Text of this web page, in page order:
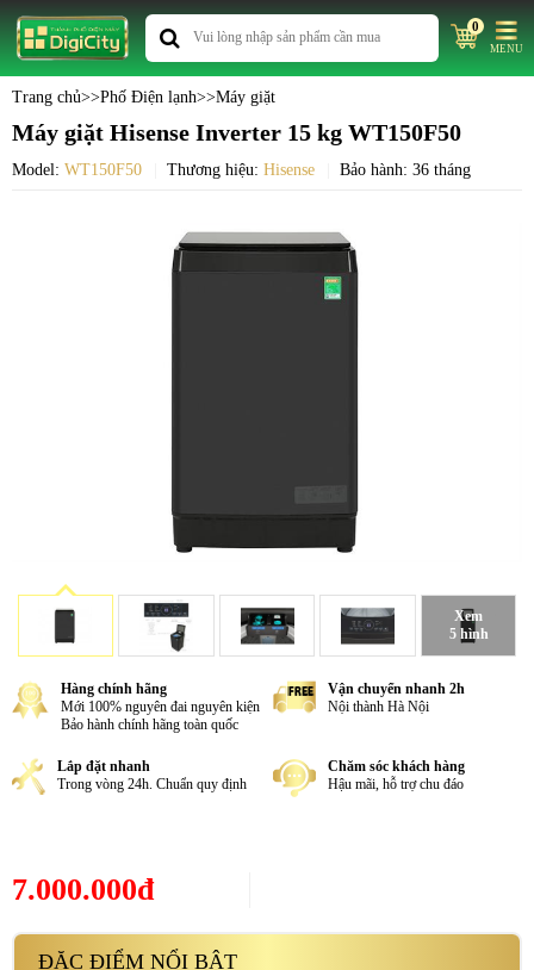
0
MENU
Trang chủ>>Phố Điện lạnh>>Máy giặt
Máy giặt Hisense Inverter 15 kg WT150F50
Model: WT150F50 Thương hiệu: Hisense Bảo hành: 36 tháng
Xem
5 hình
Hàng chính hãng
Mới 100% nguyên đai nguyên kiện
Bảo hành chính hãng toàn quốc
Vận chuyển nhanh 2h
Nội thành Hà Nội
Lắp đặt nhanh
Trong vòng 24h. Chuẩn quy định
Chăm sóc khách hàng
Hậu mãi, hỗ trợ chu đáo
7.000.000đ
ĐẶC ĐIỂM NỔI BẬT